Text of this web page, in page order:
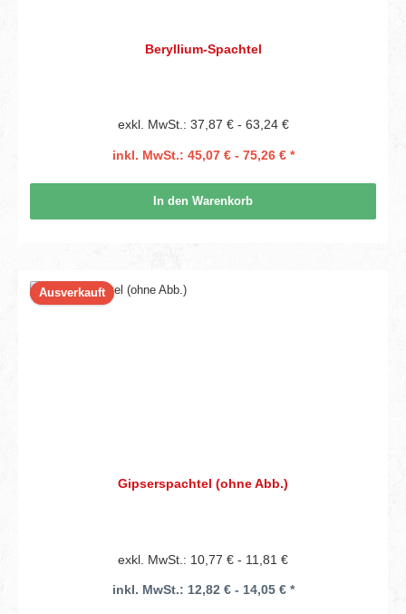
Beryllium-Spachtel
exkl. MwSt.: 37,87 € - 63,24 €
inkl. MwSt.: 45,07 € - 75,26 € *
In den Warenkorb
Ausverkauft
Gipserspachtel (ohne Abb.)
exkl. MwSt.: 10,77 € - 11,81 €
inkl. MwSt.: 12,82 € - 14,05 € *